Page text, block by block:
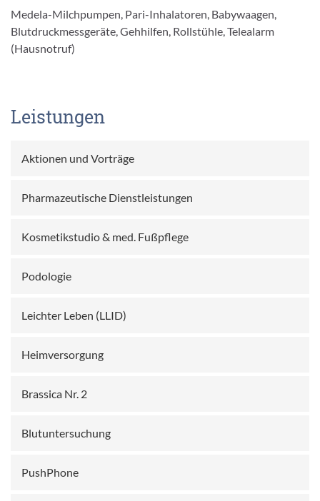
Medela-Milchpumpen, Pari-Inhalatoren, Babywaagen,
Blutdruckmessgeräte, Gehhilfen, Rollstühle, Telealarm
(Hausnotruf)
Leistungen
Aktionen und Vorträge
Pharmazeutische Dienstleistungen
Kosmetikstudio & med. Fußpflege
Podologie
Leichter Leben (LLID)
Heimversorgung
Brassica Nr. 2
Blutuntersuchung
PushPhone